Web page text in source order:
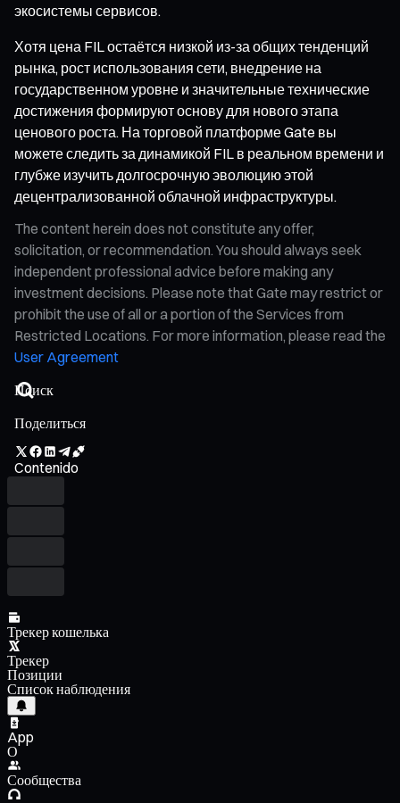
экосистемы сервисов.
Хотя цена FIL остаётся низкой из-за общих тенденций
рынка, рост использования сети, внедрение на
государственном уровне и значительные технические
достижения формируют основу для нового этапа
ценового роста. На торговой платформе Gate вы
можете следить за динамикой FIL в реальном времени и
глубже изучить долгосрочную эволюцию этой
децентрализованной облачной инфраструктуры.
The content herein does not constitute any offer,
solicitation, or recommendation. You should always seek
independent professional advice before making any
investment decisions. Please note that Gate may restrict or
prohibit the use of all or a portion of the Services from
Restricted Locations. For more information, please read the
User Agreement
Поделиться
Contenido
Трекер кошелька
Трекер
Позиции
Список наблюдения
App
О
Сообщества